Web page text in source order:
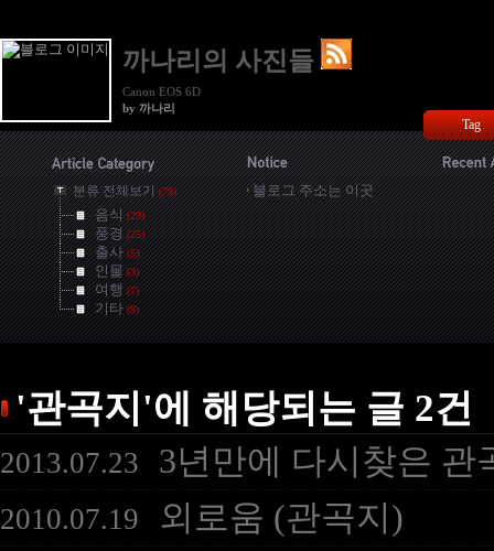
까나리의 사진들
Canon EOS 6D
by 까나리
Tag
분류 전체보기(79)
음식(29)
풍경(25)
출사(5)
인물(3)
여행(7)
기타(9)
블로그 주소는 이곳
'관곡지'에 해당되는 글 2건
2013.07.23 3년만에 다시찾은 관
2010.07.19 외로움 (관곡지)